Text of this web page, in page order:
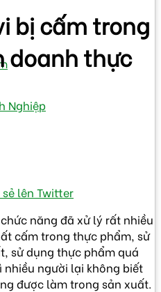
Nghiệp
bị cấm trong
doanh thực
sẻ lên Twitter
năng đã xử lý rất nhiều
cấm trong thực phẩm, sử
sử dụng thực phẩm quá
nhiều người lại không biết
được làm trong sản xuất.